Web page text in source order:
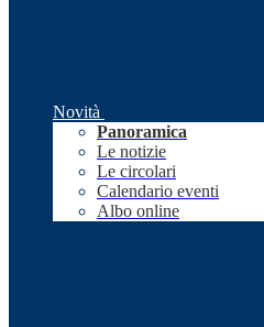
Novità
Panoramica
Le notizie
Le circolari
Calendario eventi
Albo online